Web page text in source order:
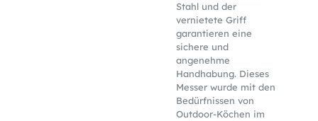
Stahl und der
vernietete Griff
garantieren eine
sichere und
angenehme
Handhabung. Dieses
Messer wurde mit den
Bedürfnissen von
Outdoor-Köchen im